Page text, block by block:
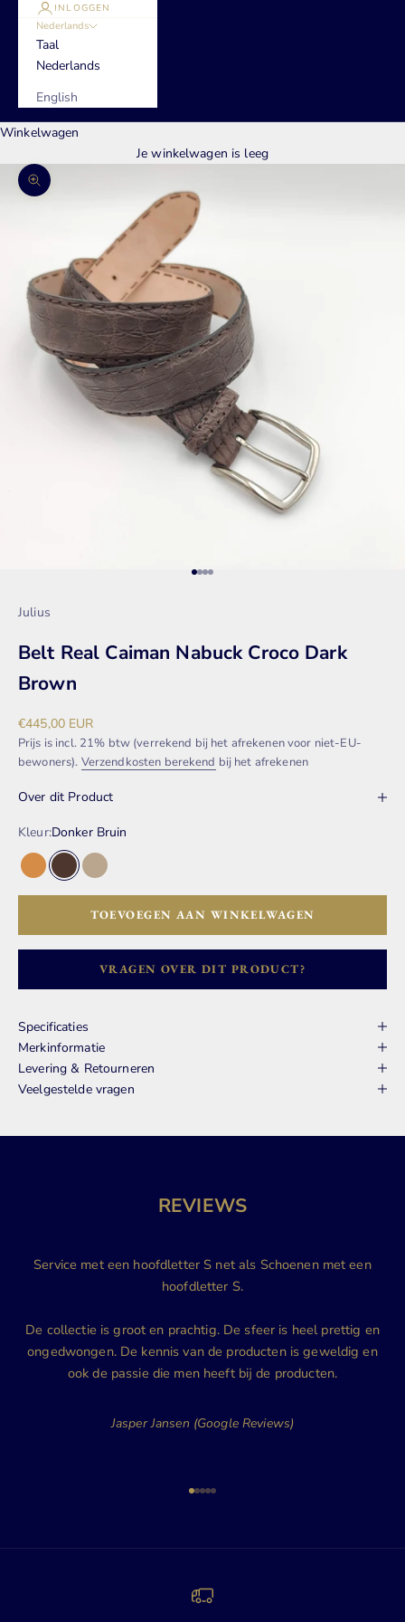
INLOGGEN
Nederlands
Taal
Nederlands
English
Winkelwagen
Je winkelwagen is leeg
In-/uitzoomen
Naar artikel 1
Naar artikel 2
Naar artikel 3
Naar artikel 4
Julius
Belt Real Caiman Nabuck Croco Dark
Brown
Aanbiedingsprijs
€445,00 EUR
Prijs is incl. 21% btw (verrekend bij het afrekenen voor niet-EU-
bewoners). Verzendkosten berekend bij het afrekenen
Over dit Product
Kleur:Donker Bruin
CognacDonker Bruin
Taupe
TOEVOEGEN AAN WINKELWAGEN
VRAGEN OVER DIT PRODUCT?
Specificaties
Merkinformatie
Levering & Retourneren
Veelgestelde vragen
REVIEWS
Service met een hoofdletter S net als Schoenen met een
hoofdletter S.
De collectie is groot en prachtig. De sfeer is heel prettig en
ongedwongen. De kennis van de producten is geweldig en
ook de passie die men heeft bij de producten.
Jasper Jansen (Google Reviews)
Naar artikel 1
Naar artikel 2
Naar artikel 3
Naar artikel 4
Naar artikel 5